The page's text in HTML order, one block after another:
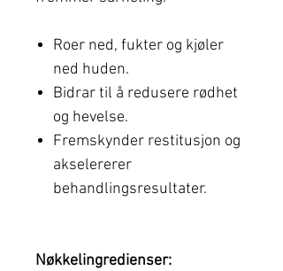
Roer ned, fukter og kjøler
ned huden.
Bidrar til å redusere rødhet
og hevelse.
Fremskynder restitusjon og
akselererer
behandlingsresultater.
Nøkkelingredienser: